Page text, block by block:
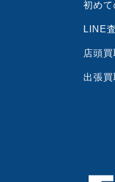
初め
LINE
店頭買
出張買